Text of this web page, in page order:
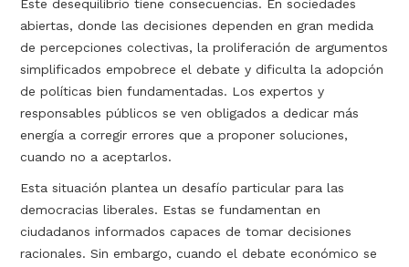
Este desequilibrio tiene consecuencias. En sociedades
abiertas, donde las decisiones dependen en gran medida
de percepciones colectivas, la proliferación de argumentos
simplificados empobrece el debate y dificulta la adopción
de políticas bien fundamentadas. Los expertos y
responsables públicos se ven obligados a dedicar más
energía a corregir errores que a proponer soluciones,
cuando no a aceptarlos.
Esta situación plantea un desafío particular para las
democracias liberales. Estas se fundamentan en
ciudadanos informados capaces de tomar decisiones
racionales. Sin embargo, cuando el debate económico se